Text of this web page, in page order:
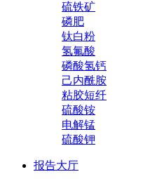
硫铁矿
磷肥
钛白粉
氢氟酸
磷酸氢钙
己内酰胺
粘胶短纤
硫酸铵
电解锰
硫酸钾
报告大厅